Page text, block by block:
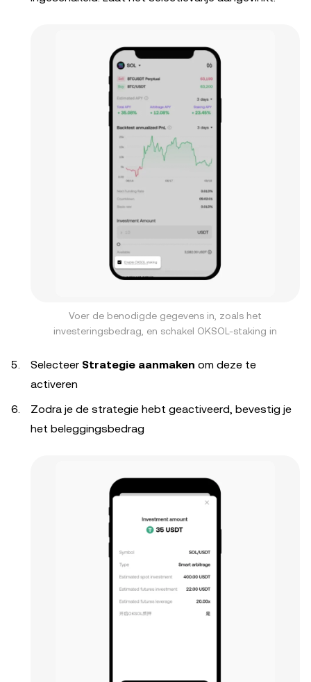
Voer de benodigde gegevens in, zoals het
investeringsbedrag, en schakel OKSOL-staking in
Selecteer Strategie aanmaken om deze te
activeren
Zodra je de strategie hebt geactiveerd, bevestig je
het beleggingsbedrag